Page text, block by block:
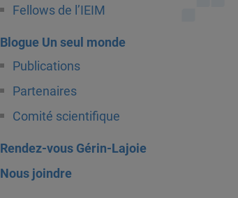
Fellows de l’IEIM
Blogue Un seul monde
Publications
Partenaires
Comité scientifique
Rendez-vous Gérin-Lajoie
Nous joindre